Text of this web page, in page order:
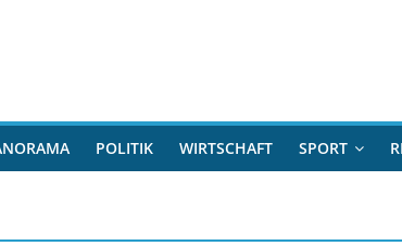
POLITIK WIRTSCHAFT SPORT